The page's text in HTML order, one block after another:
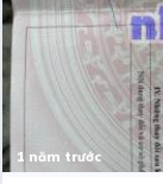
1 năm trước